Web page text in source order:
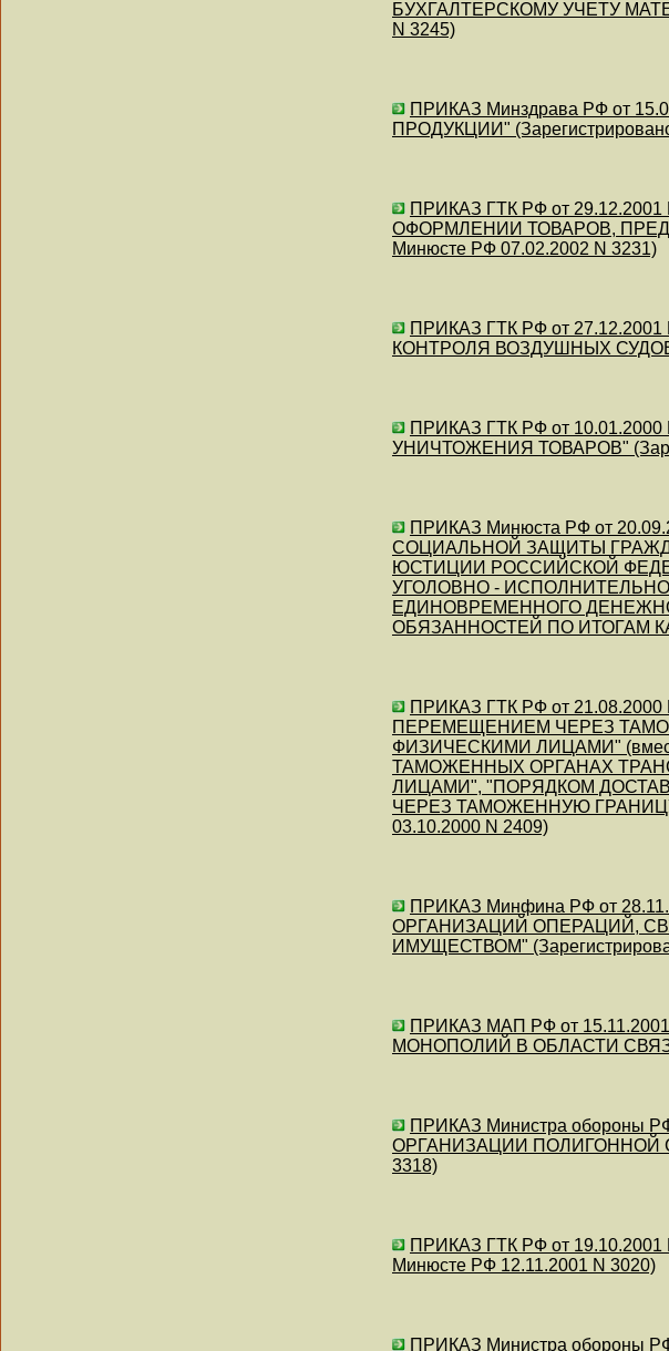
БУХГАЛТЕРСКОМУ УЧЕТУ
N 3245)
ПРИКАЗ Минздрава РФ от
ПРОДУКЦИИ"
ПРИКАЗ ГТК РФ от
ОФОРМЛЕНИИ ТОВАРОВ,
Минюсте РФ 07.02.2002 N 3231)
ПРИКАЗ ГТК РФ от
КОНТРОЛЯ ВОЗДУШНЫХ СУДОВ"
ПРИКАЗ ГТК РФ от
УНИЧТОЖЕНИЯ ТОВАРОВ"
ПРИКАЗ Минюста РФ от
СОЦИАЛЬНОЙ ЗАЩИТЫ
ЮСТИЦИИ РОССИЙСКОЙ
УГОЛОВНО -
ЕДИНОВРЕМЕННОГО
ОБЯЗАННОСТЕЙ ПО ИТОГАМ
ПРИКАЗ ГТК РФ от
ПЕРЕМЕЩЕНИЕМ ЧЕРЕЗ
ФИЗИЧЕСКИМИ ЛИЦАМИ"
ТАМОЖЕННЫХ ОРГАНАХ
ЛИЦАМИ", "ПОРЯДКОМ
ЧЕРЕЗ ТАМОЖЕННУЮ
03.10.2000 N 2409)
ПРИКАЗ Минфина РФ от
ОРГАНИЗАЦИЙ ОПЕРАЦИЙ,
ИМУЩЕСТВОМ"
ПРИКАЗ МАП РФ от
МОНОПОЛИЙ В ОБЛАСТИ СВЯЗИ"
ПРИКАЗ Министра
ОРГАНИЗАЦИИ ПОЛИГОННОЙ
3318)
ПРИКАЗ ГТК РФ от
Минюсте РФ 12.11.2001 N 3020)
ПРИКАЗ Министра обороны